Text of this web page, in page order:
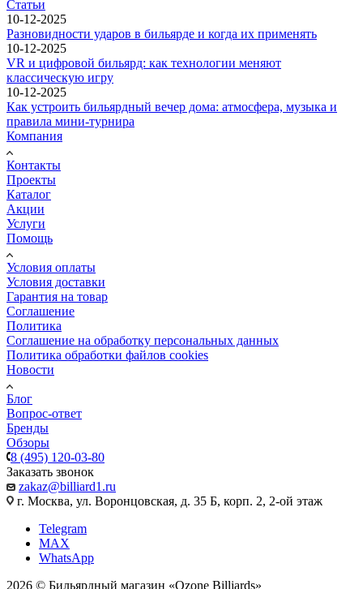
Статьи
10-12-2025
Разновидности ударов в бильярде и когда их применять
10-12-2025
VR и цифровой бильярд: как технологии меняют
классическую игру
10-12-2025
Как устроить бильярдный вечер дома: атмосфера, музыка и
правила мини-турнира
Компания
Контакты
Проекты
Каталог
Акции
Услуги
Помощь
Условия оплаты
Условия доставки
Гарантия на товар
Соглашение
Политика
Соглашение на обработку персональных данных
Политика обработки файлов cookies
Новости
Блог
Вопрос-ответ
Бренды
Обзоры
8 (495) 120-03-80
Заказать звонок
zakaz@billiard1.ru
г. Москва, ул. Воронцовская, д. 35 Б, корп. 2, 2-ой этаж
Telegram
MAX
WhatsApp
2026 © Бильярдный магазин «Ozone Billiards»